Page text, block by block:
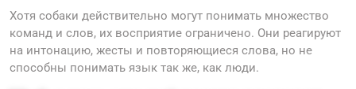
Хотя собаки действительно могут понимать множество
команд и слов, их восприятие ограничено. Они реагируют
на интонацию, жесты и повторяющиеся слова, но не
способны понимать язык так же, как люди.